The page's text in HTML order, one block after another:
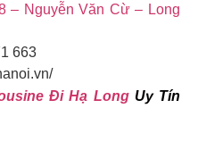
– Nguyễn Văn Cừ – Long
663
Đi Hạ LongUy Tín